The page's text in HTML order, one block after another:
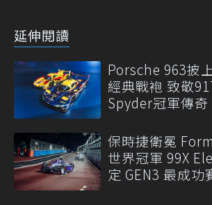
延伸閱讀
Porsche 963披
經典戰袍 致敬
Spyder冠軍傳奇
保時捷衛冕
世界冠軍 99X
定 GEN3 最成功